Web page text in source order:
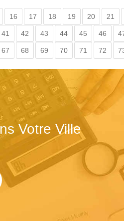
16 17 18 19 20 21
41 42 43 44 45 46
67 68 69 70 71 72
Votre Ville